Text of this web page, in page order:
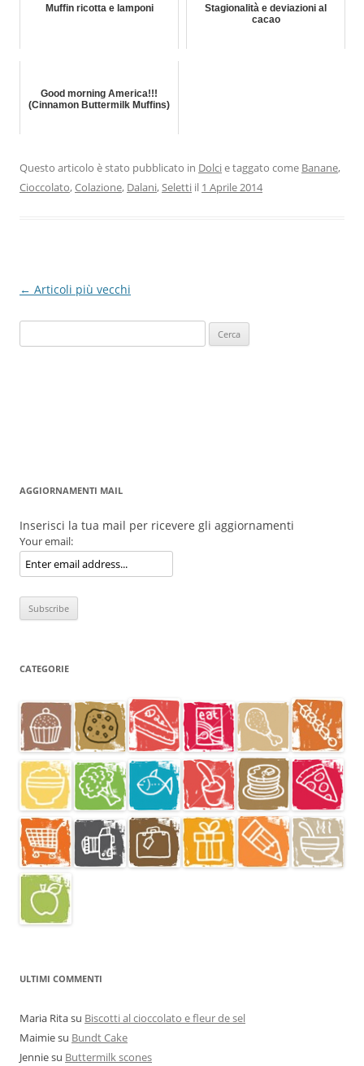
Muffin ricotta e lamponi
Stagionalità e deviazioni al
cacao
Good morning America!!!
(Cinnamon Buttermilk Muffins)
Questo articolo è stato pubblicato in Dolcie taggato come Banane,
Cioccolato,Colazione, Dalani,Seletti il 1 Aprile 2014
Navigazione
← Articoli più vecchi
per:
AGGIORNAMENTI MAIL
Inserisci la tua mail per ricevere gli aggiornamenti
Your email:
CATEGORIE
ULTIMI COMMENTI
Maria Ritasu Biscotti al cioccolato e fleur de sel
Maimiesu Bundt Cake
Jenniesu Buttermilk scones